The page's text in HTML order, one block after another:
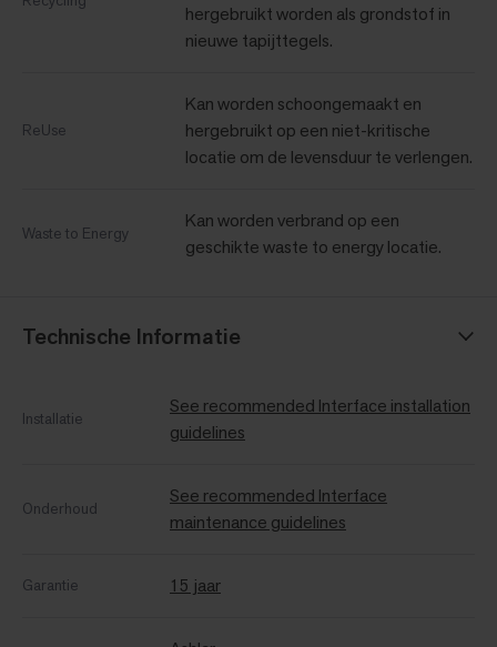
hergebruikt worden als grondstof in
nieuwe tapijttegels.
ReUse
Kan worden schoongemaakt en
hergebruikt op een niet-kritische
locatie om de levensduur te verlengen.
Waste to Energy
Kan worden verbrand op een
geschikte waste to energy locatie.
Technische Informatie
Installatie
See recommended Interface installation
guidelines
Onderhoud
See recommended Interface
maintenance guidelines
Garantie 15 jaar